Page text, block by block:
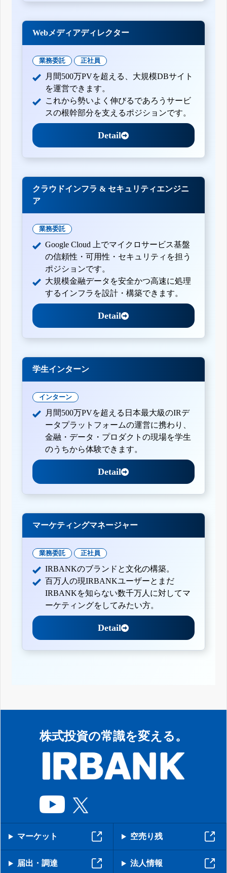
Webメディアディレクター
業務委託 正社員
月間500万PVを超える、大規模DBサイト
を運営できます。
これから勢いよく伸びるであろうサービ
スの根幹部分を支えるポジションです。
Detail
クラウドインフラ & セキュリティエンジニ
ア
業務委託
Google Cloud 上でマイクロサービス基盤
の信頼性・可用性・セキュリティを担う
ポジションです。
大規模金融データを安全かつ高速に処理
するインフラを設計・構築できます。
Detail
学生インターン
インターン
月間500万PVを超える日本最大級のIRデ
ータプラットフォームの運営に携わり、
金融・データ・プロダクトの現場を学生
のうちから体験できます。
Detail
マーケティングマネージャー
業務委託 正社員
IRBANKのブランドと文化の構築。
百万人の現IRBANKユーザーとまだ
IRBANKを知らない数千万人に対してマ
ーケティングをしてみたい方。
Detail
株式投資の常識を変える。
マーケット 空売り残
届出・調達 法人情報